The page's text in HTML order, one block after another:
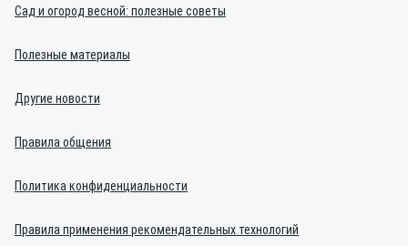
Сад и огород весной: полезные советы
Полезные материалы
Другие новости
Правила общения
Политика конфиденциальности
Правила применения рекомендательных технологий